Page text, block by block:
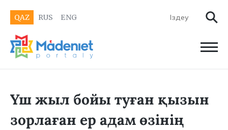
QAZ RUS ENG
Үш жыл бойы туған қызын
зорлаған ер адам өзінің